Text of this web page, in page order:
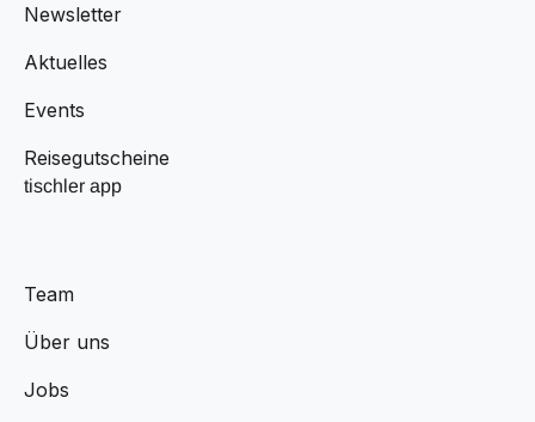
Newsletter
Aktuelles
Events
Reisegutscheine
tischler app
Team
Über uns
Jobs